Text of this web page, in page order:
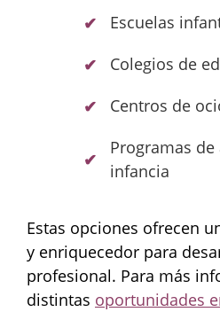
Escuelas
Colegios de
Centros de
Programas
infancia
Estas opciones ofrecen
y enriquecedor para
profesional. Para más
distintas oportunidades